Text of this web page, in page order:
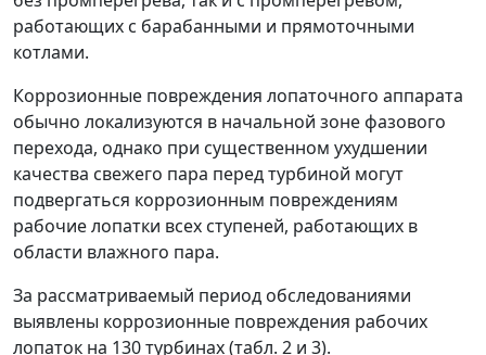
работающих с барабанными и прямоточными
котлами.
Коррозионные повреждения лопаточного аппарата
обычно локализуются в начальной зоне фазового
перехода, однако при существенном ухудшении
качества свежего пара перед турбиной могут
подвергаться коррозионным повреждениям
рабочие лопатки всех ступеней, работающих в
области влажного пара.
За рассматриваемый период обследованиями
выявлены коррозионные повреждения рабочих
лопаток на 130 турбинах (табл. 2 и 3).